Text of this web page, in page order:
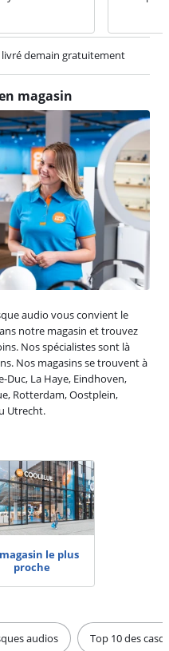
livré demain gratuitement
magasin
audio vous convient le
notre magasin et trouvez
Nos spécialistes sont là
Nos magasins se trouvent à
Duc, La Haye, Eindhoven,
Rotterdam, Oostplein,
Utrecht.
le plus
proche
audios Top 10 des